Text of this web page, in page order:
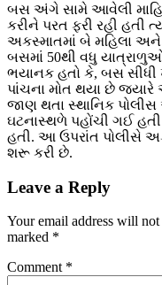
બસ અંગે સામે આવેલી
કરીને પરત ફરી રહી હતી
અકસ્માતમાં બે મહિલા
બસમાં 50થી વધુ
ભયાનક હતો કે, બસ સીધી
પાંચના મોત થયા છે
જાણ થતા સ્થાનિક
ઘટનાસ્થળે પહોંચી ગઈ
હતી. આ ઉપરાંત પોલીસે
શરૂ કરી છે.
Leave a Reply
Your email address will not
marked *
Comment *